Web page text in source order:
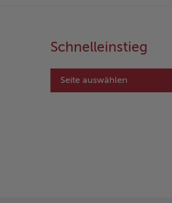
Schnelleinstieg
Seite auswählen